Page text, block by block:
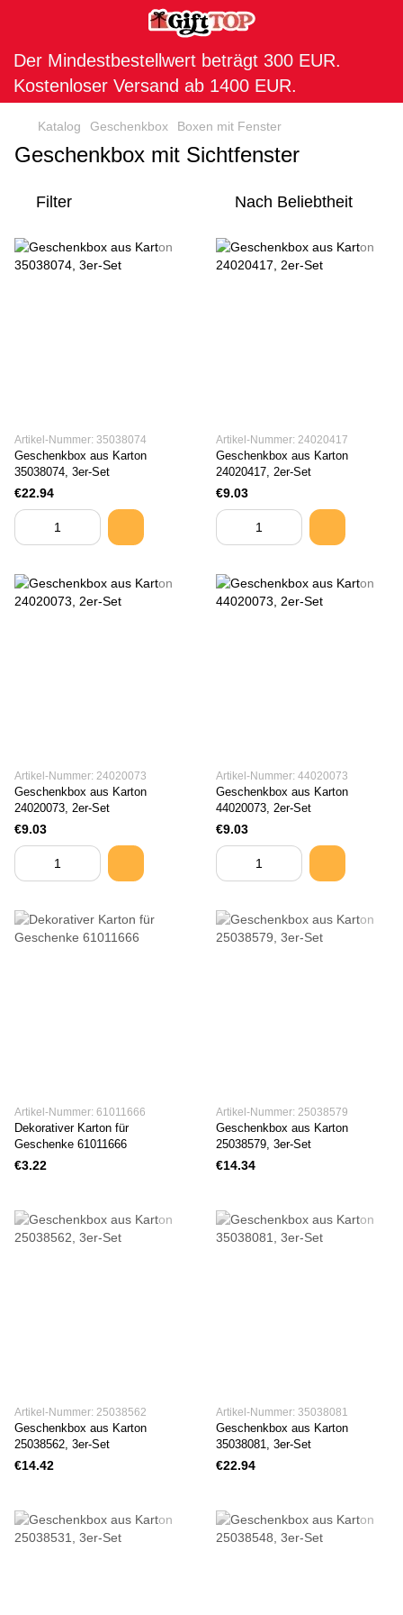
Der Mindestbestellwert beträgt 300 EUR.
Kostenloser Versand ab 1400 EUR.
Katalog Geschenkbox Boxen mit Fenster
Geschenkbox mit Sichtfenster
Filter Nach Beliebtheit
Artikel-Nummer: 35038074
Geschenkbox aus Karton
35038074, 3er-Set
€22.94
Artikel-Nummer: 24020417
Geschenkbox aus Karton
24020417, 2er-Set
€9.03
Artikel-Nummer: 24020073
Geschenkbox aus Karton
24020073, 2er-Set
€9.03
Artikel-Nummer: 44020073
Geschenkbox aus Karton
44020073, 2er-Set
€9.03
Artikel-Nummer: 61011666
Dekorativer Karton für
Geschenke 61011666
€3.22
Artikel-Nummer: 25038579
Geschenkbox aus Karton
25038579, 3er-Set
€14.34
Artikel-Nummer: 25038562
Geschenkbox aus Karton
25038562, 3er-Set
€14.42
Artikel-Nummer: 35038081
Geschenkbox aus Karton
35038081, 3er-Set
€22.94